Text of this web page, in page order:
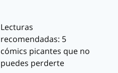
Lecturas
recomendadas: 5
cómics picantes que no
puedes perderte